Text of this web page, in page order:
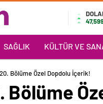
SAĞLIK KÜLTÜR VE
Bölüme Özel Dopdolu İçerik!
Bölüme